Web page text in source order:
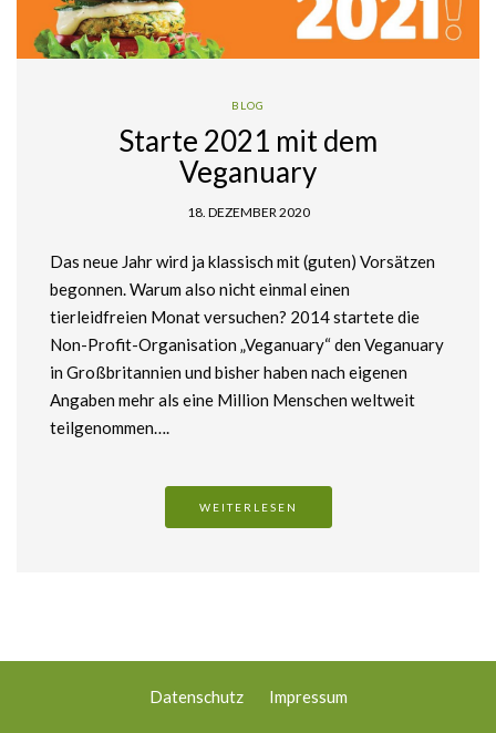
BLOG
Starte 2021 mit dem
Veganuary
18. DEZEMBER 2020
Das neue Jahr wird ja klassisch mit (guten) Vorsätzen
begonnen. Warum also nicht einmal einen
tierleidfreien Monat versuchen? 2014 startete die
Non-Profit-Organisation „Veganuary“ den Veganuary
in Großbritannien und bisher haben nach eigenen
Angaben mehr als eine Million Menschen weltweit
teilgenommen….
WEITERLESEN
Datenschutz Impressum